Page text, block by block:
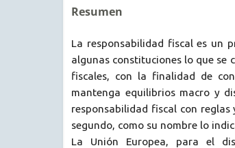
Resumen
La responsabilidad fiscal es un
algunas constituciones lo que se
fiscales, con la finalidad de
mantenga equilibrios macro y
responsabilidad fiscal con
segundo, como su nombre lo
La Unión Europea, para el